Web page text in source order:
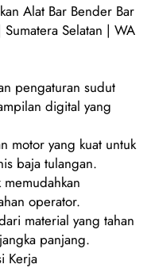
Alat Bar Bender Bar
Selatan | WA
pengaturan sudut
digital yang
motor yang kuat untuk
baja tulangan.
operator.
material yang tahan
panjang.
Kerja